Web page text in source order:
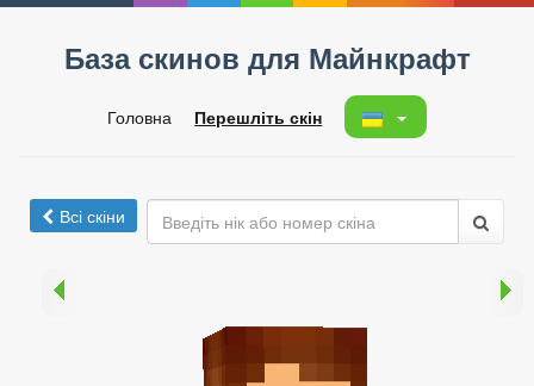
База скинов для Майнкрафт
Головна Перешліть скін
Всі скіни